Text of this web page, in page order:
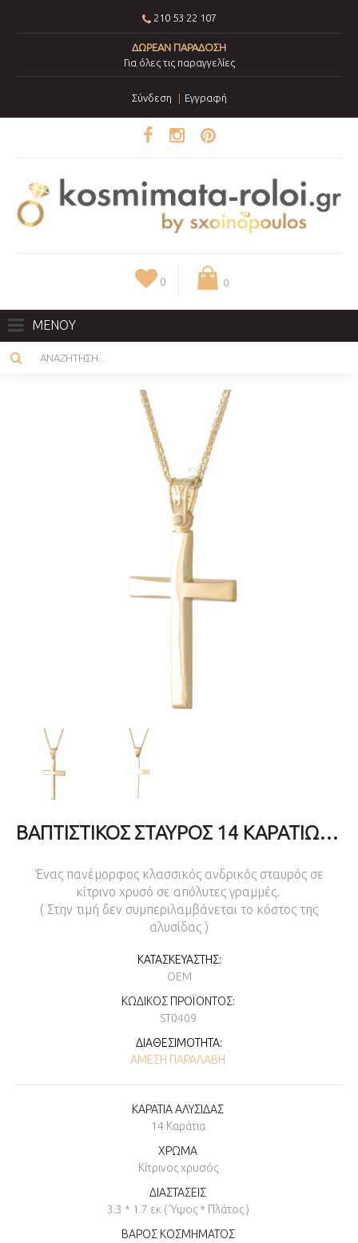
210 53 22 107
ΔΩΡΕΑΝ ΠΑΡΑΔΟΣΗ
Για όλες τις παραγγελίες
Σύνδεση Εγγραφή
0 0
ΜΕΝΟΥ
ΒΑΠΤΙΣΤΙΚΌΣ ΣΤΑΥΡΌΣ 14 ΚΑΡΑΤΊΩΝ ΓΙΑ ΑΓΌΡΙ
Ένας πανέμορφος κλασσικός ανδρικός σταυρός σε
κίτρινο χρυσό σε απόλυτες γραμμές.
( Στην τιμή δεν συμπεριλαμβάνεται το κόστος της
αλυσίδας )
ΚΑΤΑΣΚΕΥΑΣΤΉΣ:
OEM
ΚΩΔΙΚΌΣ ΠΡΟΪΌΝΤΟΣ:
ST0409
ΔΙΑΘΕΣΙΜΌΤΗΤΑ:
ΆΜΕΣΗ ΠΑΡΑΛΑΒΉ
ΚΑΡΑΤΙΑ ΑΛΥΣΙΔΑΣ
14 Καράτια
ΧΡΩΜΑ
Κίτρινος χρυσός
ΔΙΑΣΤΑΣΕΙΣ
3.3 * 1.7 εκ ( Ύψος * Πλάτος )
ΒΑΡΟΣ ΚΟΣΜΗΜΑΤΟΣ